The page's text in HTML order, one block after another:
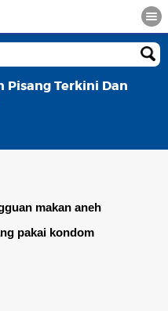
Pisang Terkini Dan
makan aneh
pakai kondom